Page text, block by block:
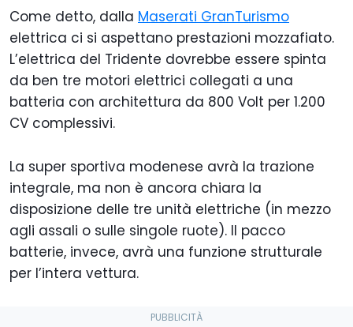
Come detto, dalla Maserati GranTurismo
elettrica ci si aspettano prestazioni mozzafiato.
L’elettrica del Tridente dovrebbe essere spinta
da ben tre motori elettrici collegati a una
batteria con architettura da 800 Volt per 1.200
CV complessivi.
La super sportiva modenese avrà la trazione
integrale, ma non è ancora chiara la
disposizione delle tre unità elettriche (in mezzo
agli assali o sulle singole ruote). Il pacco
batterie, invece, avrà una funzione strutturale
per l’intera vettura.